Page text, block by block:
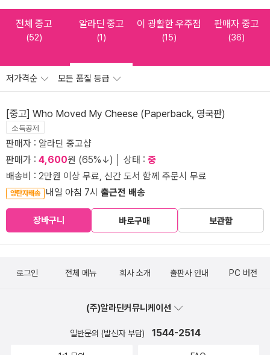
전체 중고
(52)
알라딘 중고
(1)
이 광활한 우주점
(15)
판매자 중고
(36)
저가격순 모든 품질 등급
[중고] Who Moved My Cheese (Paperback, 영국판)
소득공제
판매자 : 알라딘 중고샵
판매가 : 4,600원 (65%↓) │ 상태 : 중
배송비 : 2만원 이상 무료, 신간 도서 함께 주문시 무료
양탄자배송 내일 아침 7시 출근전 배송
장바구니 바로구매 보관함
로그인 전체 메뉴 회사 소개 출판사 안내 PC 버전
(주)알라딘커뮤니케이션
일반문의 (발신자 부담) 1544-2514